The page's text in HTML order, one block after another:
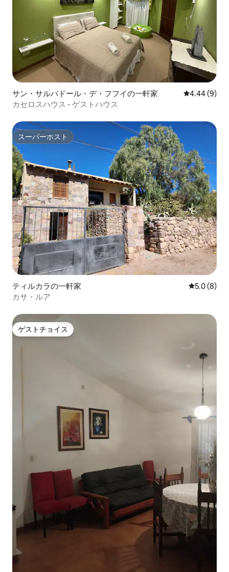
サン・サルバドール・デ・フフイの一軒家 レビュー9件
4.44 (9)
カセロスハウス - ゲストハウス
スーパーホスト
スーパーホスト
ティルカラの一軒家 レビュー8
5.0 (8)
カサ・ルア
ゲストチョイス
ゲストチョイス